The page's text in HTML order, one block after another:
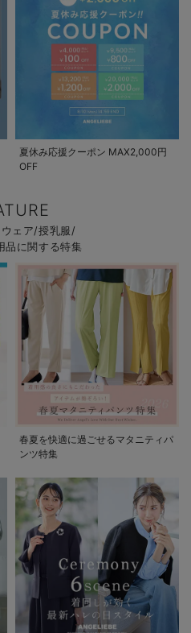
夏休み応援クーポン MAX2,000円
OFF
ェア/授乳服/
品に関する特集
春夏を快適に過ごせるマタニティパ
ンツ特集